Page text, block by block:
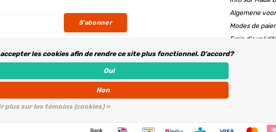
S'abonner
Algemene
Modes de
Frais
Tableau des
les cookies afin de rendre ce site plus fonctionnel. D'accord?
Oui
Non
plus sur les témoins (cookies) »